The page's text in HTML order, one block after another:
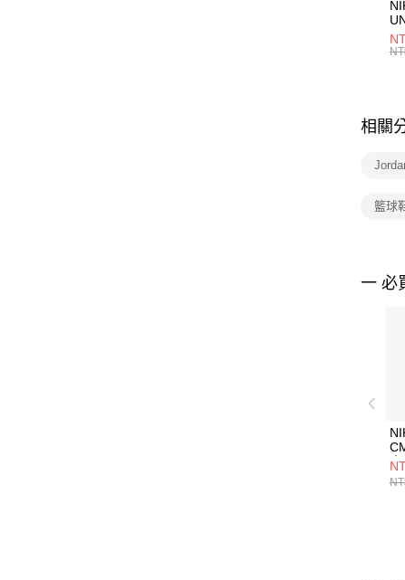
統
相關
籃球
一 必